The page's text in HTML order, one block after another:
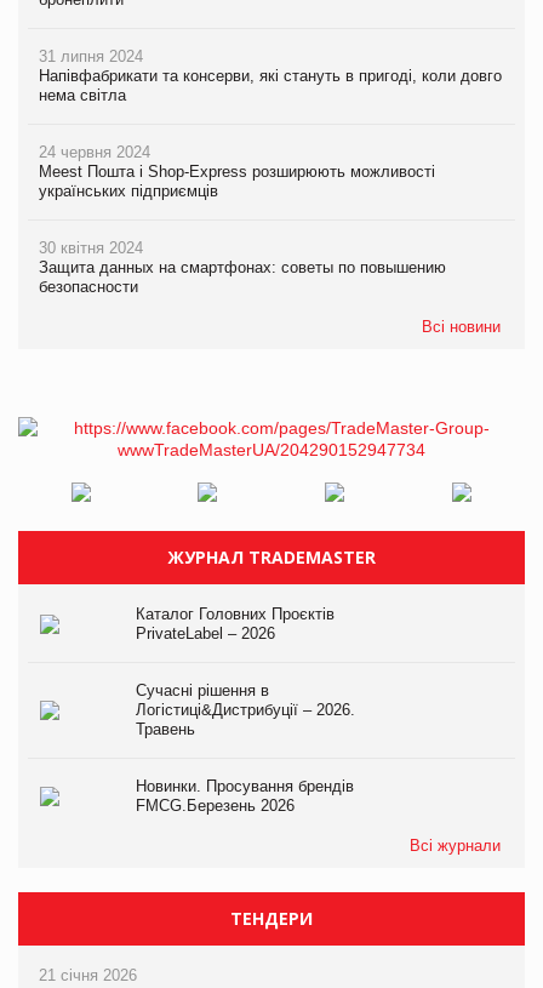
31 липня 2024
Напівфабрикати та консерви, які стануть в пригоді, коли довго
нема світла
24 червня 2024
Meest Пошта і Shop-Express розширюють можливості
українських підприємців
30 квітня 2024
Защита данных на смартфонах: советы по повышению
безопасности
Всі новини
ЖУРНАЛ TRADEMASTER
Каталог Головних Проєктів
PrivateLabel – 2026
Сучасні рішення в
Логістиці&Дистрибуції – 2026.
Травень
Новинки. Просування брендів
FMCG.Березень 2026
Всі журнали
ТЕНДЕРИ
21 січня 2026